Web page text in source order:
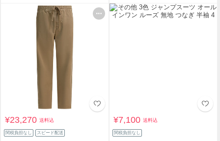
¥23,270送料込
関税負担なし スピード配送
¥7,100送料込
関税負担なし